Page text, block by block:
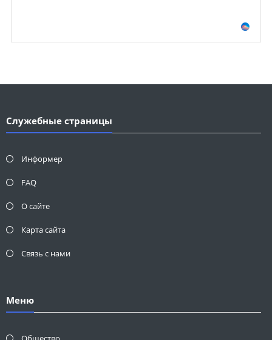
Служебные страницы
Информер
FAQ
О сайте
Карта сайта
Связь с нами
Меню